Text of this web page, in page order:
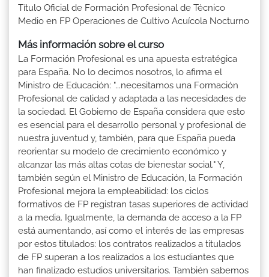
Título Oficial de Formación Profesional de Técnico
Medio en FP Operaciones de Cultivo Acuícola Nocturno
Más información sobre el curso
La Formación Profesional es una apuesta estratégica
para España. No lo decimos nosotros, lo afirma el
Ministro de Educación: "...necesitamos una Formación
Profesional de calidad y adaptada a las necesidades de
la sociedad. El Gobierno de España considera que esto
es esencial para el desarrollo personal y profesional de
nuestra juventud y, también, para que España pueda
reorientar su modelo de crecimiento económico y
alcanzar las más altas cotas de bienestar social." Y,
también según el Ministro de Educación, la Formación
Profesional mejora la empleabilidad: los ciclos
formativos de FP registran tasas superiores de actividad
a la media. Igualmente, la demanda de acceso a la FP
está aumentando, así como el interés de las empresas
por estos titulados: los contratos realizados a titulados
de FP superan a los realizados a los estudiantes que
han finalizado estudios universitarios. También sabemos